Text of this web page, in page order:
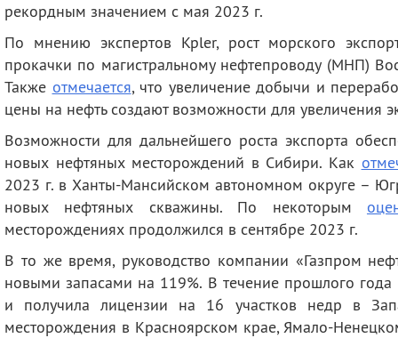
рекордным значением с мая 2023 г.
По мнению экспертов Kpler, рост морского
прокачки по магистральному нефтепроводу (МНП)
Также отмечается, что увеличение добычи и
цены на нефть создают возможности для увеличения
Возможности для дальнейшего роста экспорта
новых нефтяных месторождений в Сибири. Как
2023 г. в Ханты-Мансийском автономном округе –
новых нефтяных скважины. По некоторым
месторождениях продолжился в сентябре 2023 г.
В то же время, руководство компании «Газпром
новыми запасами на 119%. В течение прошлого
и получила лицензии на 16 участков недр в
месторождения в Красноярском крае, Ямало-